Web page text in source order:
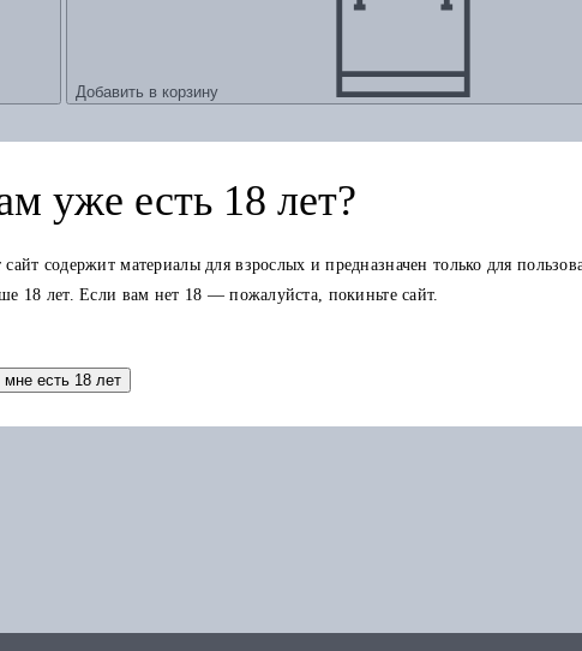
Добавить в корзину
по карте можно использовать в других заказах.
уже есть 18 лет?
сайт содержит материалы для взрослых и предназначен только для
18 лет. Если вам нет 18 — пожалуйста, покиньте сайт.
есть 18 лет